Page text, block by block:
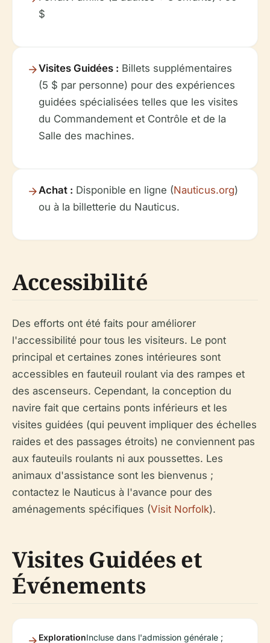
$
Visites Guidées : Billets supplémentaires
(5 $ par personne) pour des expériences
guidées spécialisées telles que les visites
du Commandement et Contrôle et de la
Salle des machines.
Achat : Disponible en ligne (Nauticus.org)
ou à la billetterie du Nauticus.
Accessibilité
Des efforts ont été faits pour améliorer
l'accessibilité pour tous les visiteurs. Le pont
principal et certaines zones intérieures sont
accessibles en fauteuil roulant via des rampes et
des ascenseurs. Cependant, la conception du
navire fait que certains ponts inférieurs et les
visites guidées (qui peuvent impliquer des échelles
raides et des passages étroits) ne conviennent pas
aux fauteuils roulants ni aux poussettes. Les
animaux d'assistance sont les bienvenus ;
contactez le Nauticus à l'avance pour des
aménagements spécifiques (Visit Norfolk).
Visites Guidées et
Événements
ExplorationIncluse dans l'admission générale ;